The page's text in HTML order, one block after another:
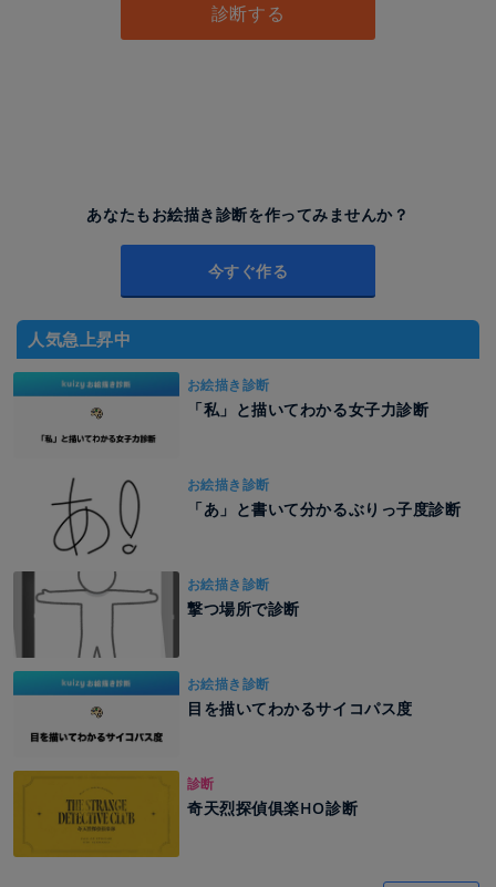
診断する
あなたもお絵描き診断を作ってみませんか？
今すぐ作る
人気急上昇中
お絵描き診断
「私」と描いてわかる女子力診断
お絵描き診断
「あ」と書いて分かるぶりっ子度診断
お絵描き診断
撃つ場所で診断
お絵描き診断
目を描いてわかるサイコパス度
診断
奇天烈探偵俱楽HO診断